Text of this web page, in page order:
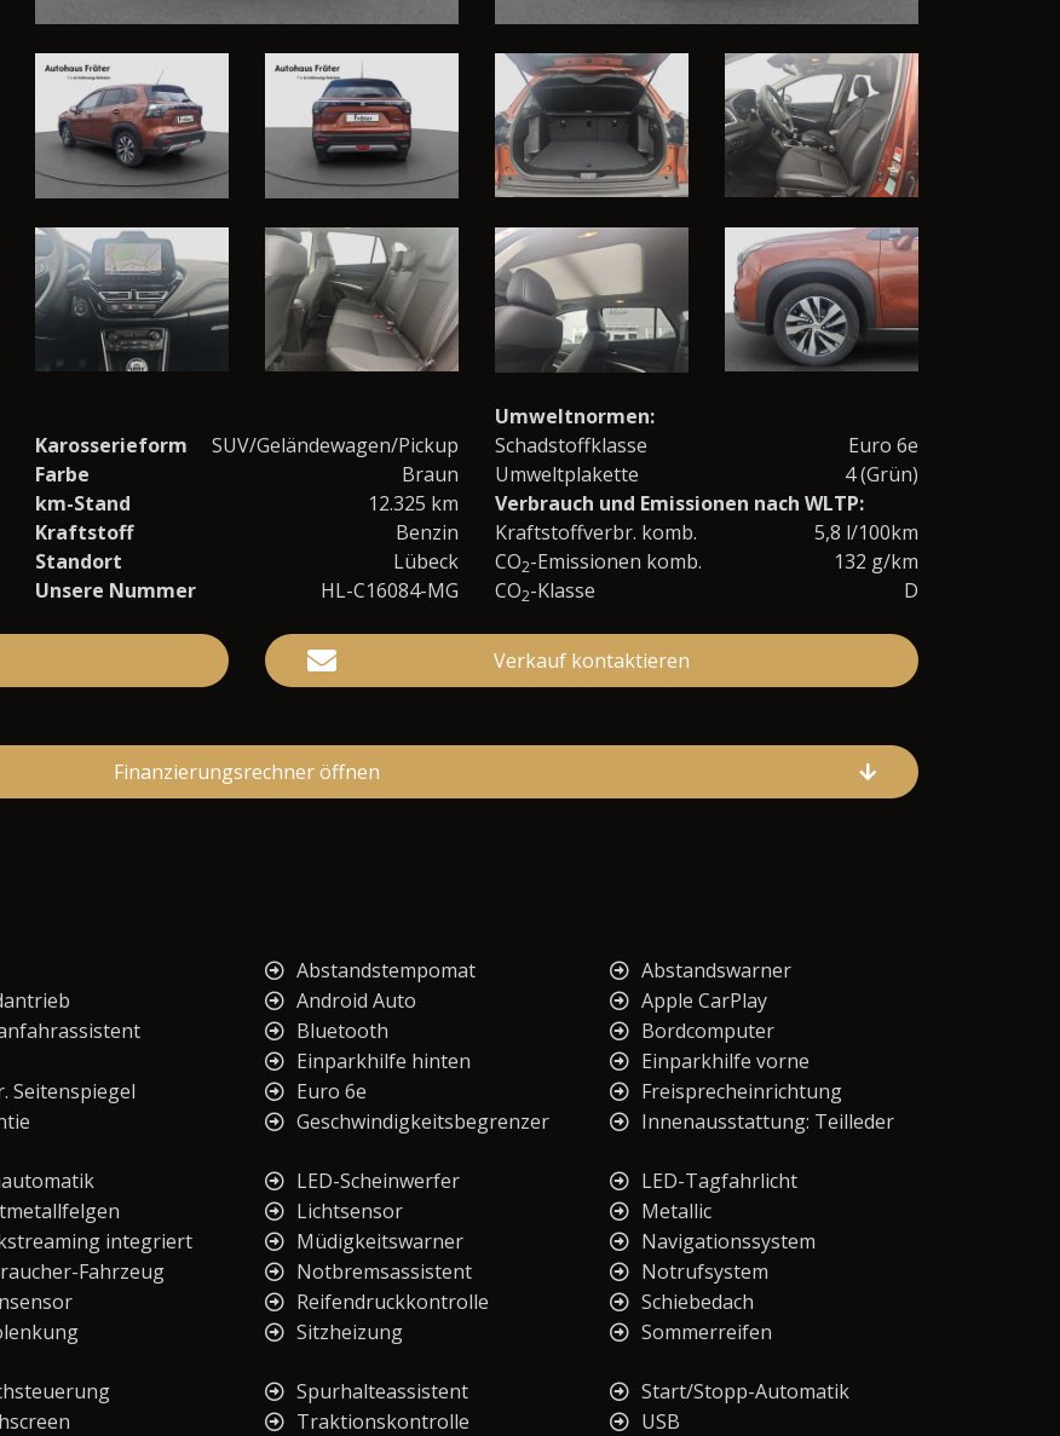
Karosserieform
SUV/Geländewagen/Pickup
Farbe
Braun
km-Stand
12.325 km
Kraftstoff
Benzin
Standort
Lübeck
Unsere Nummer HL-C16084-MG
Umweltnormen:
Schadstoffklasse
Euro 6e
Umweltplakette
4 (Grün)
Verbrauch und Emissionen nach WLTP:
Kraftstoffverbr. komb.
5,8 l/100km
CO2-Emissionen komb.
132 g/km
CO2-Klasse D
Verkauf kontaktieren
Finanzierungsrechner öffnen
Abstandstempomat
Abstandswarner
Android Auto
Apple CarPlay
Bluetooth
Bordcomputer
Einparkhilfe hinten
Einparkhilfe vorne
Seitenspiegel Euro 6e
Freisprecheinrichtung
Geschwindigkeitsbegrenzer Innenausstattung: Teilleder
LED-Scheinwerfer
LED-Tagfahrlicht
Lichtsensor
Metallic
integriert Müdigkeitswarner
Navigationssystem
Fahrzeug Notbremsassistent
Notrufsystem
Reifendruckkontrolle
Schiebedach
Sitzheizung Sommerreifen
Spurhalteassistent
Start/Stopp-Automatik
Traktionskontrolle
USB